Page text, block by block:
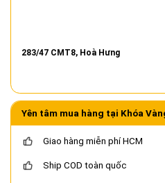
283/47 CMT8, Hoà Hưng
Yên tâm mua hàng tại Khóa
Giao hàng miễn phí HCM
Ship COD toàn quốc